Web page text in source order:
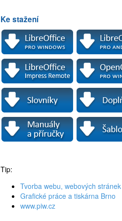
Ke stažení
Tip:
Tvorba webu, webových
Grafické práce a tiskárna Brno
www.piw.cz